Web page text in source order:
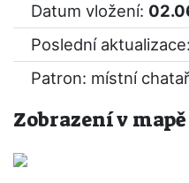
Datum vložení:
Poslední aktualizace:
Patron: místní
Zobrazení v mapě